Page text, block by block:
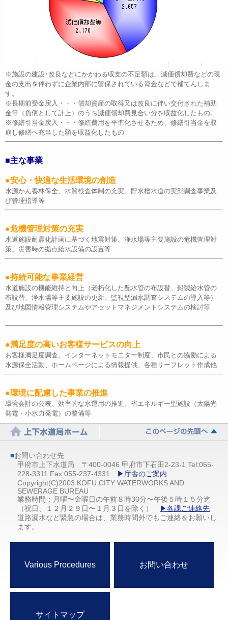
※施設の建設･改良などにかかわる収支の不足額は、減価償却費などの現
金の支出を伴わずに企業内部に留保されている資金などで補てんしま
す。
※長期前受金戻入・・・償却資産の取得又は改良に伴い交付された補助
金等（負債として計上）のうち減価償却費見合い分を収益化したもの。
※修繕引当金戻入・・・修繕費用を平準化させるため、修繕引当金を取
崩し修繕へ充当した額を収益化したもの
■主な事業
●安心・快適な生活環境の創造
水源かん養林保全、水質検査体制の充実、貯水槽水道の実態調査事業及
び管理指導等
●危機管理対策の充実
水道施設耐震化計画に基づく地震対策、浄水場等主要施設の危機管理対
策、災害時の拠点給水設備の設置等
●持続可能な事業経営
水道施設の機能維持と向上（老朽化した配水管の布設替、鉛製給水管の
布設替、浄水場等主要施設の更新、監視型漏水調査システムの導入等）
及び地図情報管理システムやアセットマネジメントシステムの検討等
●満足度の高いお客様サービスの向上
お客様満足度調査、インターネットモニター制度、市民との協働による
水源保全活動、ホームページによる情報提供、各種リーフレット作成他
●環境に配慮した事業の推進
環境会計の公表、効率的な水運用の推進、省エネルギー型施設（太陽光
発電・小水力発電）の整備等
■お問い合わせ先
甲府市上下水道局 〒400-0046 甲府市下石田2-23-1 Tel:055-
228-3311 Fax:055-237-4331
▶庁舎のご案内
Copyright(C)2003 KOFU CITY WATERWORKS AND
SEWERAGE BUREAU
業務時間：月曜〜金曜日の午前８時30分〜午後５時１５分迄
（祝日、１２月２９日〜１月３日を除く）
▶各課ご連絡先
道路漏水など緊急の場合は、業務時間外でもご連絡をお願いし
ます。
Various Procedures お問い合わせ
サイトマップ